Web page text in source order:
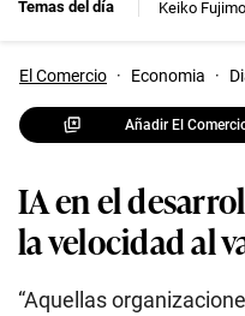
Temas del día Keiko
El Comercio · Economia ·
Añadir El
IA en el
la velocidad al
“Aquellas